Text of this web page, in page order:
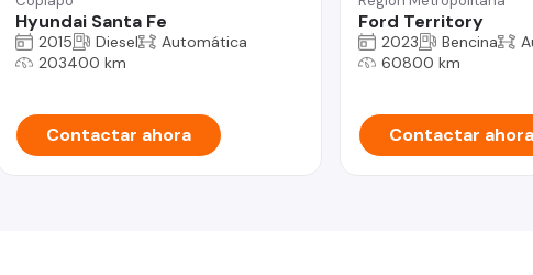
Hyundai Santa Fe
2015 Diesel
Automática
203400 km
Contactar ahora
Ford Territory
2023 Bencina
60800 km
Contactar ahora